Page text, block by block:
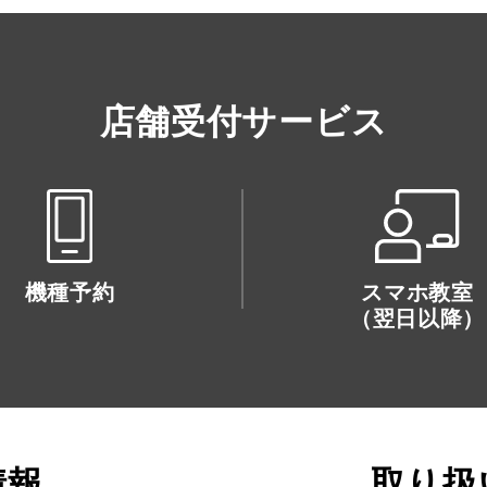
店舗受付サービス
機種予約
スマホ教室
（翌日以降）